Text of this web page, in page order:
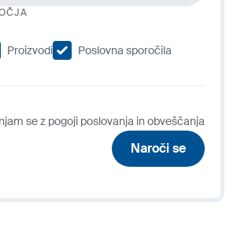
Proizvodi Poslovna sporočila
se z pogoji poslovanja in obveščanja
Naroči se